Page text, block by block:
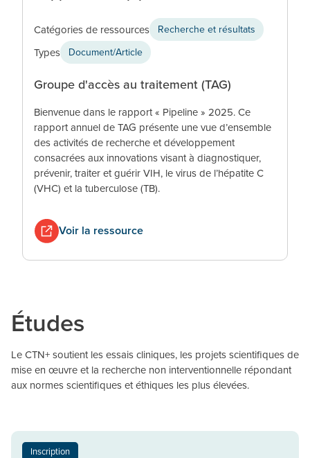
Catégories de ressources Recherche et résultats
Types Document/Article
Groupe d'accès au traitement (TAG)
Bienvenue dans le rapport « Pipeline » 2025. Ce
rapport annuel de TAG présente une vue d’ensemble
des activités de recherche et développement
consacrées aux innovations visant à diagnostiquer,
prévenir, traiter et guérir VIH, le virus de l’hépatite C
(VHC) et la tuberculose (TB).
Voir la ressource
Études
Le CTN+ soutient les essais cliniques, les projets scientifiques de
mise en œuvre et la recherche non interventionnelle répondant
aux normes scientifiques et éthiques les plus élevées.
Inscription